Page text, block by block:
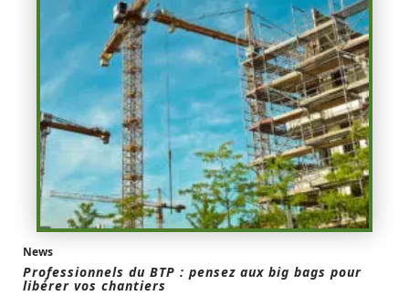
News
Professionnels du BTP : pensez aux big bags pour
libérer vos chantiers